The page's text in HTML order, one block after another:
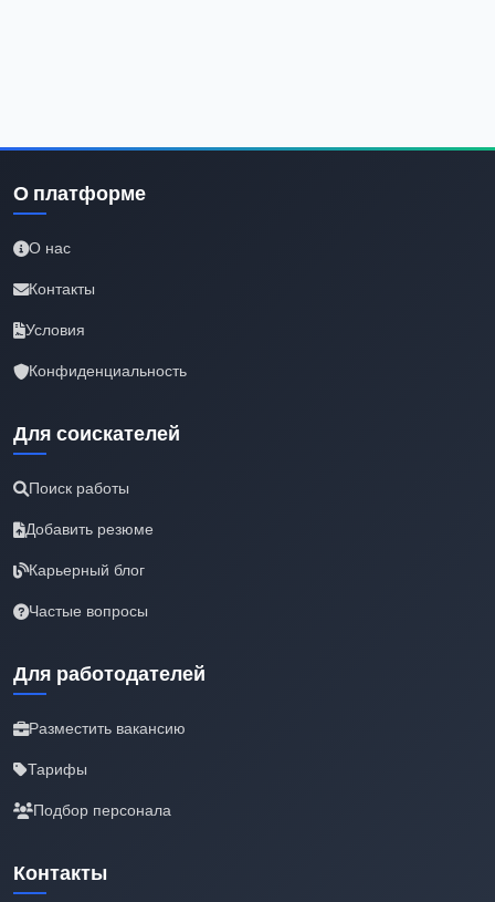
О платформе
О нас
Контакты
Условия
Конфиденциальность
Для соискателей
Поиск работы
Добавить резюме
Карьерный блог
Частые вопросы
Для работодателей
Разместить вакансию
Тарифы
Подбор персонала
Контакты